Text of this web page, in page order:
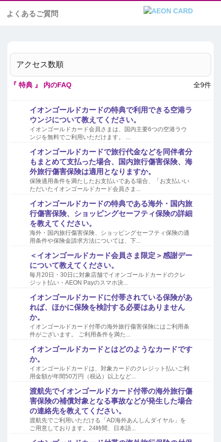
よくあるご質問
『 特典 』 内のFAQ 全9件
イオンゴールドカードの特典で利用できる空港ラ
ウンジについて教えてください。
イオンゴールドカード会員さまは、国内主要6つの空港ラウ
ンジを無料でご利用いただけます。 ...
イオンゴールドカードで旅行代金などを同伴者分
もまとめて支払った場合、国内旅行傷害保険、海
外旅行傷害保険は適用となりますか。
保険適用条件を満たしたお支払いである場合、「お支払いい
ただいたイオンゴールドカード会員さま...
イオンゴールドカードの特典である海外・国内旅
行傷害保険、ショッピングセーフティ保険の詳細
を教えてください。
海外・国内旅行傷害保険、ショッピングセーフティ保険の適
用条件や保険金請求方法については、下...
＜イオンゴールドカード会員さま限定＞感謝デー
について教えてください。
毎月20日・30日に対象店舗でイオンゴールドカードのクレ
ジット払い・AEON Payのスマホ決...
イオンゴールドカードに付帯されている保険があ
れば、ほかに保険を検討する必要はありません
か。
イオンゴールドカード付帯の海外旅行傷害保険にはご利用条
件がございます。 ご利用条件を満た...
イオンゴールドカードとはどのようなカードです
か。
イオンゴールドカードは、対象カードのクレジット払いご利
用金額が年間50万円（税込）以上など...
渡航先でイオンゴールドカード付帯の海外旅行傷
害保険の補償対象となる事故などが発生した場合
の連絡先を教えてください。
渡航先でご利用いただける「AD海外あんしんダイヤル」を
ご用意しております。24時間、日本語...